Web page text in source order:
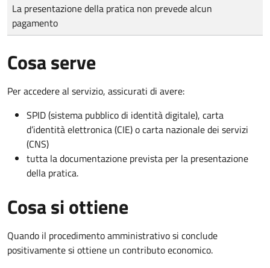
Tipo di pagamento
Importo
La presentazione della pratica non prevede alcun
pagamento
Cosa serve
Per accedere al servizio, assicurati di avere:
SPID (sistema pubblico di identità digitale), carta
d’identità elettronica (CIE) o carta nazionale dei servizi
(CNS)
tutta la documentazione prevista per la presentazione
della pratica.
Cosa si ottiene
Quando il procedimento amministrativo si conclude
positivamente si ottiene un contributo economico.